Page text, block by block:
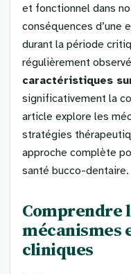
et fonctionnel dans
conséquences d’une
durant la période
régulièrement
caractéristiques
significativement la
article explore les
stratégies
approche complète
santé bucco-dentaire.
Comprendre
mécanismes
cliniques